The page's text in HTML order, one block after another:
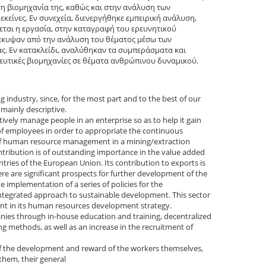
βιομηχανία της, καθώς και στην ανάλυση των
Εν συνεχεία, διενεργήθηκε εμπειρική ανάλυση,
η εργασία, στην καταγραφή του ερευνητικού
από την ανάλυση του θέματος μέσω των
Εν κατακλείδι, αναλύθηκαν τα συμπεράσματα και
βιομηχανίες σε θέματα ανθρώπινου δυναμικού.
industry, since, for the most part and to the best of our
descriptive.
manage people in an enterprise so as to help it gain
employees in order to appropriate the continuous
resource management in a mining/extraction
is of outstanding importance in the value added
of the European Union. Its contribution to exports is
are significant prospects for further development of the
implementation of a series of policies for the
approach to sustainable development. This sector
in its human resources development strategy.
through in-house education and training, decentralized
methods, as well as an increase in the recruitment of
development and reward of the workers themselves,
their general